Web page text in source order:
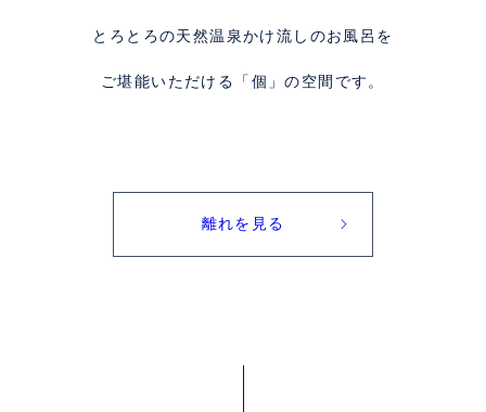
とろとろの天然温泉かけ流しのお風呂を
ご堪能いただける「個」の空間です。
離れを見る